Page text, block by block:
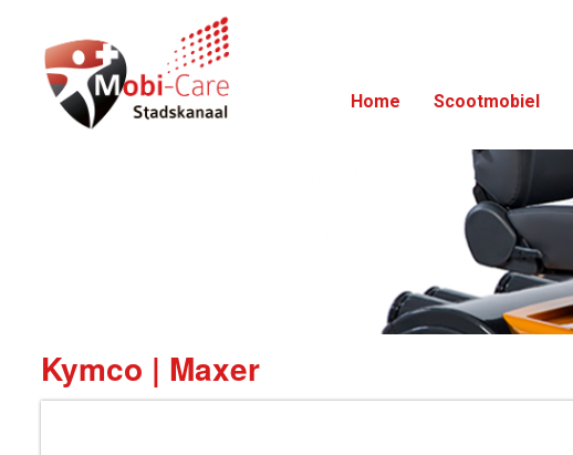
Home Scootmobiel
Kymco | Maxer